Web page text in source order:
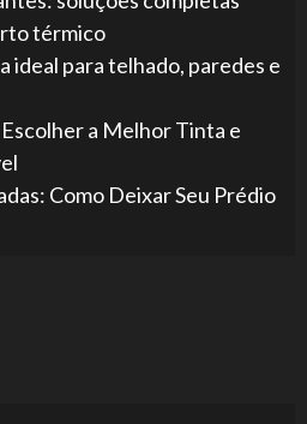
térmico
ideal para telhado, paredes e
a Melhor Tinta e
Como Deixar Seu Prédio